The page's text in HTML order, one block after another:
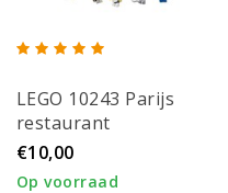
LEGO 10243 Parijs
restaurant
€10,00
Op voorraad